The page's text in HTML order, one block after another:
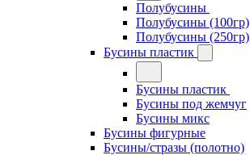
Полубусины
Полубусины (100гр)
Полубусины (250гр)
Бусины пластик
Бусины пластик
Бусины под жемчуг
Бусины микс
Бусины фигурные
Бусины/стразы (полотно)